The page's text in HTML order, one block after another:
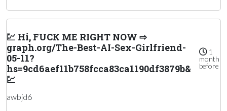
💹 Hi, FUСК ME RIGHT NOW ⇨
graph.org/The-Best-AI-Sex-Girlfriend-
05-11?
hs=9cd6aef11b758fcca83ca1190df3879b&
💹
1
month
before
awbjd6